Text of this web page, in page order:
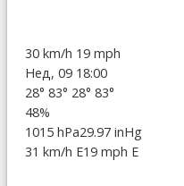
30 km/h 19 mph
Нед, 09 18:00
28° 83° 28° 83°
48%
1015 hPa29.97 inHg
31 km/h E19 mph E